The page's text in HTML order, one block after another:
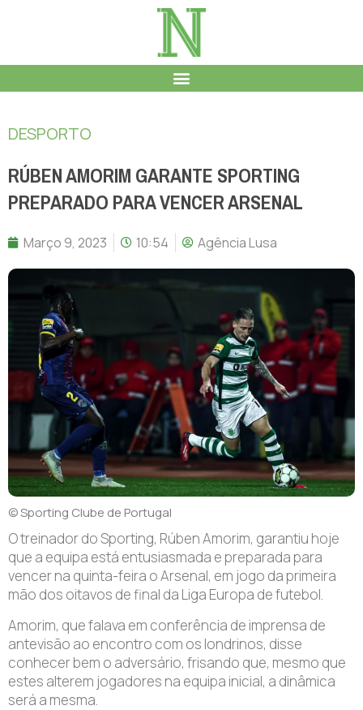
DESPORTO
RÚBEN AMORIM GARANTE SPORTING
PREPARADO PARA VENCER ARSENAL
Março 9, 2023 10:54 Agência Lusa
© Sporting Clube de Portugal
O treinador do Sporting, Rúben Amorim, garantiu hoje
que a equipa está entusiasmada e preparada para
vencer na quinta-feira o Arsenal, em jogo da primeira
mão dos oitavos de final da Liga Europa de futebol.
Amorim, que falava em conferência de imprensa de
antevisão ao encontro com os londrinos, disse
conhecer bem o adversário, frisando que, mesmo que
estes alterem jogadores na equipa inicial, a dinâmica
será a mesma.